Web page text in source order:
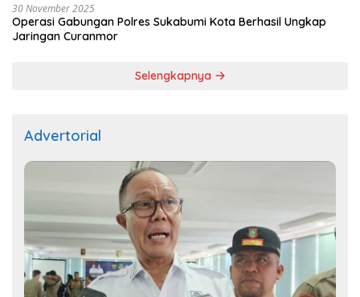
30 November 2025
Operasi Gabungan Polres Sukabumi Kota Berhasil Ungkap
Jaringan Curanmor
Selengkapnya
Advertorial